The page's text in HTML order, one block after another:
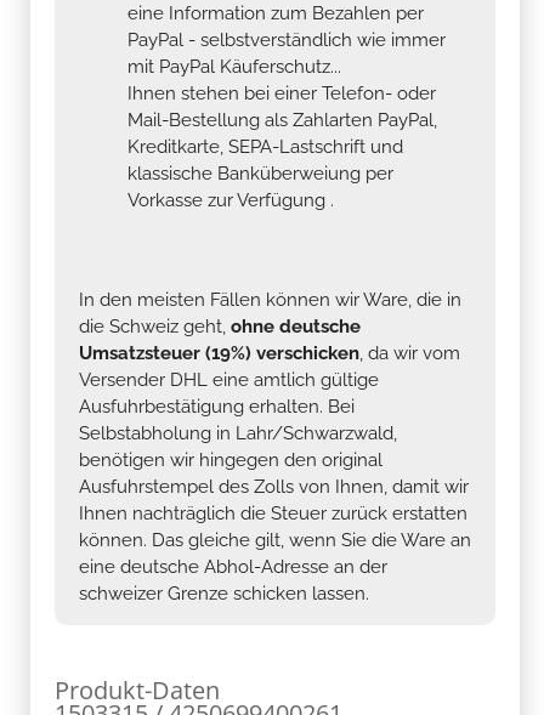
eine Information zum Bezahlen per
PayPal - selbstverständlich wie immer
mit PayPal Käuferschutz...
Ihnen stehen bei einer Telefon- oder
Mail-Bestellung als Zahlarten PayPal,
Kreditkarte, SEPA-Lastschrift und
klassische Banküberweiung per
Vorkasse zur Verfügung .
In den meisten Fällen können wir Ware, die in
die Schweiz geht, ohne deutsche
Umsatzsteuer (19%) verschicken, da wir vom
Versender DHL eine amtlich gültige
Ausfuhrbestätigung erhalten. Bei
Selbstabholung in Lahr/Schwarzwald,
benötigen wir hingegen den original
Ausfuhrstempel des Zolls von Ihnen, damit wir
Ihnen nachträglich die Steuer zurück erstatten
können. Das gleiche gilt, wenn Sie die Ware an
eine deutsche Abhol-Adresse an der
schweizer Grenze schicken lassen.
Produkt-Daten